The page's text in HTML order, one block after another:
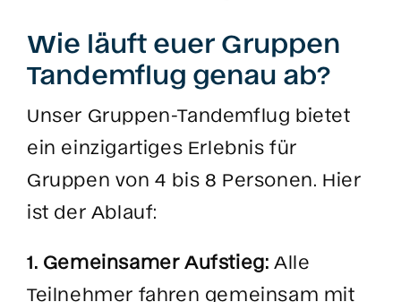
Wie läuft euer Gruppen
Tandemflug genau ab?
Unser Gruppen-Tandemflug bietet
ein einzigartiges Erlebnis für
Gruppen von 4 bis 8 Personen. Hier
ist der Ablauf:
1. Gemeinsamer Aufstieg: Alle
Teilnehmer fahren gemeinsam mit